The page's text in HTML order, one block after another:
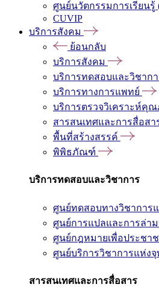
ศูนย์นวัตกรรมการเรียนรู้
CUVIP
บริการสังคม
ย้อนกลับ
บริการสังคม
บริการทดสอบและวิชาก
บริการทางการแพทย์
บริการตรวจวิเคราะห์คุ
สารสนเทศและการสื่อสา
พื้นที่สร้างสรรค์
พิพิธภัณฑ์
บริการทดสอบและวิชาการ
ศูนย์ทดสอบทางวิชาการ
ศูนย์การแปลและการล่าม
ศูนย์กฎหมายเพื่อประชา
ศูนย์บริการวิชาการแห่ง
สารสนเทศและการสื่อสาร